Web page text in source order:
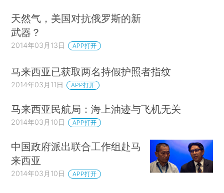
天然气，美国对抗俄罗斯的新
武器？
2014年03月13日 APP打开
马来西亚已获取两名持假护照者指纹
2014年03月11日 APP打开
马来西亚民航局：海上油迹与飞机无关
2014年03月10日 APP打开
中国政府派出联合工作组赴马
来西亚
2014年03月10日 APP打开